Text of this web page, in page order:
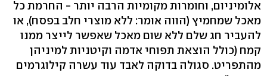
אלומיניום, וחומרות מקומיות הרבה יותר - החרמת כל
מאכל שמחמיץ (הווה אומר: ללא מוצרי חלב בפסח), או
להעביר חג שלם ללא שום מאכל שאפשר לייצר ממנו
קמח (כולל הוצאת תפוחי אדמה וקיטניות למיניהן
מהתפריט. סגולה בדוקה לאבד עוד עשרה קילוגרמים